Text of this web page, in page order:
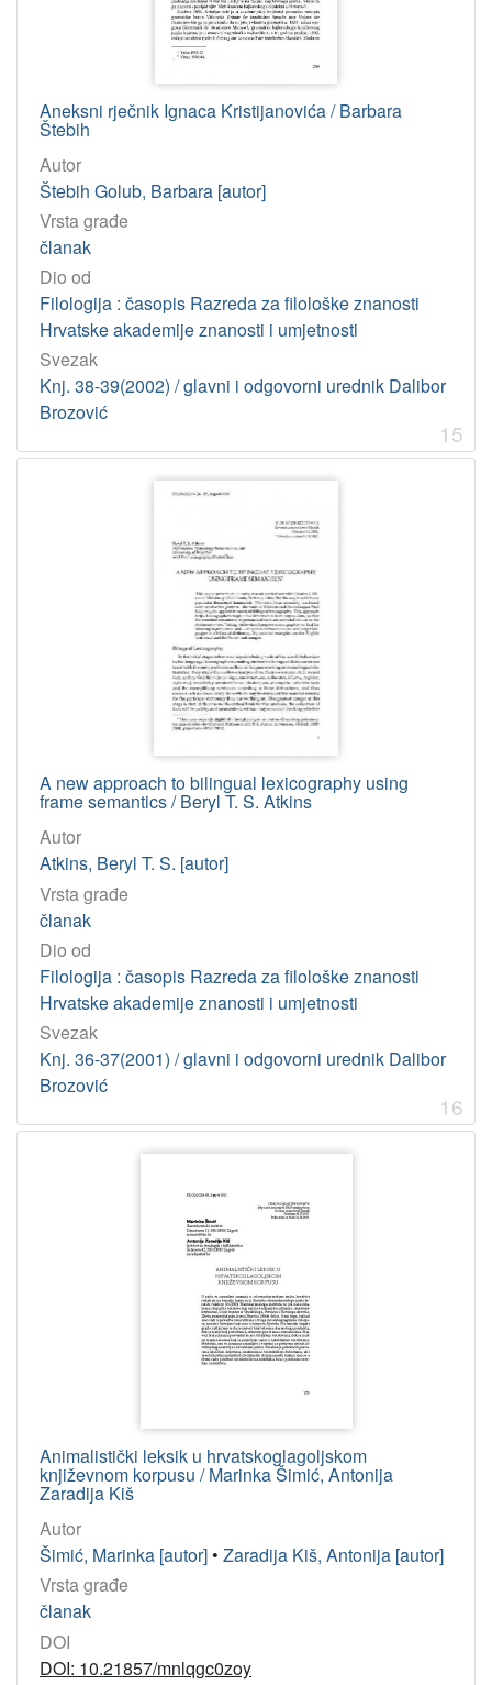
Aneksni rječnik Ignaca Kristijanovića / Barbara
Štebih
Autor
Štebih Golub, Barbara [autor]
Vrsta građe
članak
Dio od
Filologija : časopis Razreda za filološke znanosti
Hrvatske akademije znanosti i umjetnosti
Svezak
Knj. 38-39(2002) / glavni i odgovorni urednik Dalibor
Brozović
15
A new approach to bilingual lexicography using
frame semantics / Beryl T. S. Atkins
Autor
Atkins, Beryl T. S. [autor]
Vrsta građe
članak
Dio od
Filologija : časopis Razreda za filološke znanosti
Hrvatske akademije znanosti i umjetnosti
Svezak
Knj. 36-37(2001) / glavni i odgovorni urednik Dalibor
Brozović
16
Animalistički leksik u hrvatskoglagoljskom
književnom korpusu / Marinka Šimić, Antonija
Zaradija Kiš
Autor
Šimić, Marinka [autor] • Zaradija Kiš, Antonija [autor]
Vrsta građe
članak
DOI
DOI: 10.21857/mnlqgc0zoy